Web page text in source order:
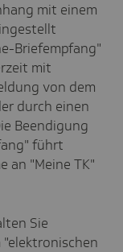
mit einem
Briefempfang"
mit
von dem
durch einen
Beendigung
führt
an "Meine TK"
Sie